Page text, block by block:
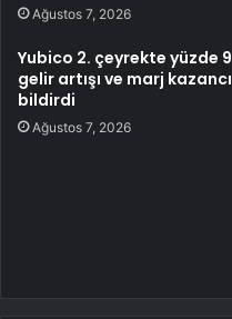
Ağustos 7, 2026
Yubico 2. çeyrekte yüzde 9
gelir artışı ve marj kazancı
bildirdi
Ağustos 7, 2026